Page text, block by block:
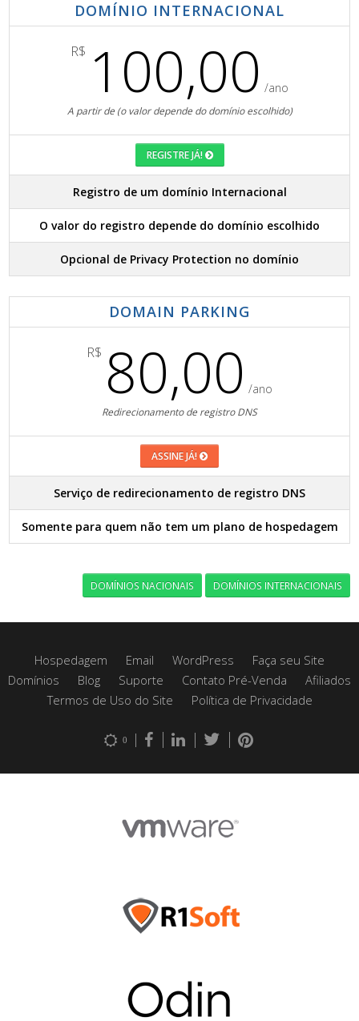
DOMÍNIO INTERNACIONAL
R$ 100,00 /ano
A partir de (o valor depende do domínio escolhido)
REGISTRE JÁ!
Registro de um domínio Internacional
O valor do registro depende do domínio escolhido
Opcional de Privacy Protection no domínio
DOMAIN PARKING
R$ 80,00 /ano
Redirecionamento de registro DNS
ASSINE JÁ!
Serviço de redirecionamento de registro DNS
Somente para quem não tem um plano de hospedagem
DOMÍNIOS NACIONAIS DOMÍNIOS INTERNACIONAIS
Hospedagem Email WordPress
Faça seu Site
Domínios
Blog Suporte Contato Pré-Venda
Afiliados
Termos de Uso do Site
Política de Privacidade
0